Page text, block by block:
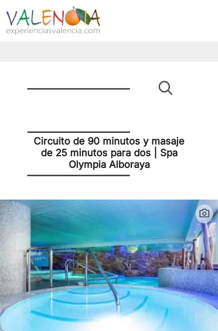
Circuito de 90 minutos y masaje
de 25 minutos para dos | Spa
Olympia Alboraya